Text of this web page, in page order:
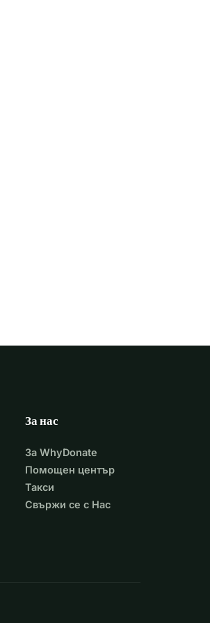
За нас
За WhyDonate
Помощен център
Такси
Свържи се с Нас